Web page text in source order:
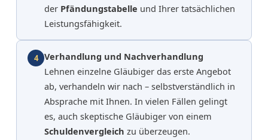
der Pfändungstabelle und Ihrer tatsächlichen
Leistungsfähigkeit.
4 Verhandlung und Nachverhandlung
Lehnen einzelne Gläubiger das erste Angebot
ab, verhandeln wir nach – selbstverständlich in
Absprache mit Ihnen. In vielen Fällen gelingt
es, auch skeptische Gläubiger von einem
Schuldenvergleich zu überzeugen.